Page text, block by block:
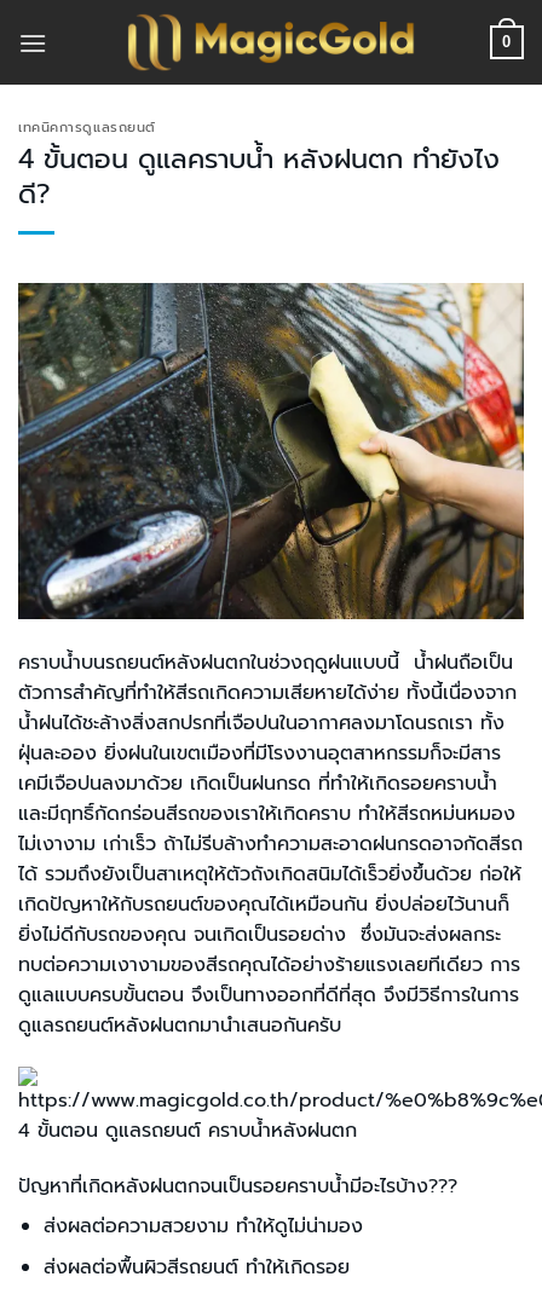
0
เทคนิคการดูแลรถยนต์
4 ขั้นตอน ดูแลคราบน้ำ หลังฝนตก ทำยังไง
ดี?
คราบน้ำบนรถยนต์หลังฝนตกในช่วงฤดูฝนแบบนี้ น้ำฝนถือเป็น
ตัวการสำคัญที่ทำให้สีรถเกิดความเสียหายได้ง่าย ทั้งนี้เนื่องจาก
น้ำฝนได้ชะล้างสิ่งสกปรกที่เจือปนในอากาศลงมาโดนรถเรา ทั้ง
ฝุ่นละออง ยิ่งฝนในเขตเมืองที่มีโรงงานอุตสาหกรรมก็จะมีสาร
เคมีเจือปนลงมาด้วย เกิดเป็นฝนกรด ที่ทำให้เกิดรอยคราบน้ำ
และมีฤทธิ์กัดกร่อนสีรถของเราให้เกิดคราบ ทำให้สีรถหม่นหมอง
ไม่เงางาม เก่าเร็ว ถ้าไม่รีบล้างทำความสะอาดฝนกรดอาจกัดสีรถ
ได้ รวมถึงยังเป็นสาเหตุให้ตัวถังเกิดสนิมได้เร็วยิ่งขึ้นด้วย ก่อให้
เกิดปัญหาให้กับรถยนต์ของคุณได้เหมือนกัน ยิ่งปล่อยไว้นานก็
ยิ่งไม่ดีกับรถของคุณ จนเกิดเป็นรอยด่าง ซึ่งมันจะส่งผลกระ
ทบต่อความเงางามของสีรถคุณได้อย่างร้ายแรงเลยทีเดียว การ
ดูแลแบบครบขั้นตอน จึงเป็นทางออกที่ดีที่สุด จึงมีวิธีการในการ
ดูแลรถยนต์หลังฝนตกมานำเสนอกันครับ
4 ขั้นตอน ดูแลรถยนต์ คราบน้ำหลังฝนตก
ปัญหาที่เกิดหลังฝนตกจนเป็นรอยคราบน้ำมีอะไรบ้าง???
ส่งผลต่อความสวยงาม ทำให้ดูไม่น่ามอง
ส่งผลต่อพื้นผิวสีรถยนต์ ทำให้เกิดรอย